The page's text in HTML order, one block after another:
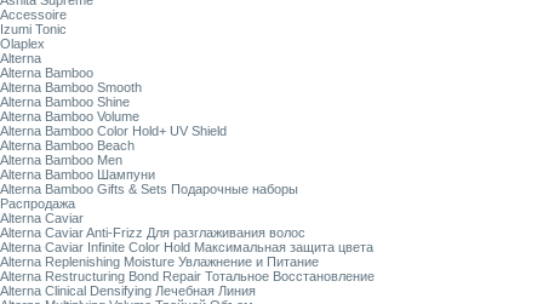
Accessoire
Izumi Tonic
Olaplex
Alterna
Alterna Bamboo
Alterna Bamboo Smooth
Alterna Bamboo Shine
Alterna Bamboo Volume
Alterna Bamboo Color Hold+ UV Shield
Alterna Bamboo Beach
Alterna Bamboo Men
Alterna Bamboo Шампуни
Alterna Bamboo Gifts & Sets Подарочные наборы
Распродажа
Alterna Caviar
Alterna Caviar Anti-Frizz Для разглаживания волос
Alterna Caviar Infinite Color Hold Максимальная защита цвета
Alterna Replenishing Moisture Увлажнение и Питание
Alterna Restructuring Bond Repair Тотальное Восстановление
Alterna Clinical Densifying Лечебная Линия